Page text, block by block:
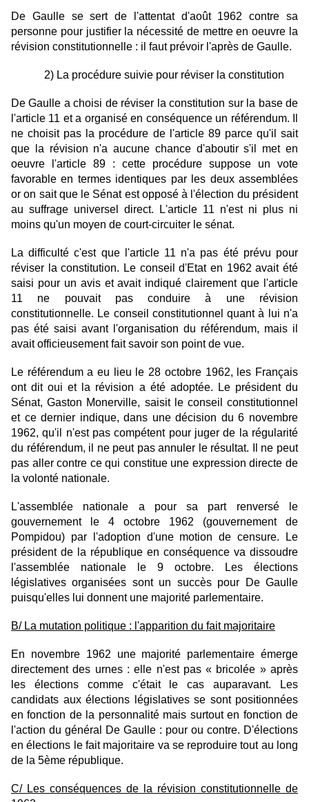
De Gaulle se sert de l'attentat d'août 1962 contre sa
personne pour justifier la nécessité de mettre en oeuvre la
révision constitutionnelle : il faut prévoir l'après de Gaulle.
2) La procédure suivie pour réviser la constitution
De Gaulle a choisi de réviser la constitution sur la base de
l'article 11 et a organisé en conséquence un référendum. Il
ne choisit pas la procédure de l'article 89 parce qu'il sait
que la révision n'a aucune chance d'aboutir s'il met en
oeuvre l'article 89 : cette procédure suppose un vote
favorable en termes identiques par les deux assemblées
or on sait que le Sénat est opposé à l'élection du président
au suffrage universel direct. L'article 11 n'est ni plus ni
moins qu'un moyen de court-circuiter le sénat.
La difficulté c'est que l'article 11 n'a pas été prévu pour
réviser la constitution. Le conseil d'Etat en 1962 avait été
saisi pour un avis et avait indiqué clairement que l'article
11 ne pouvait pas conduire à une révision
constitutionnelle. Le conseil constitutionnel quant à lui n'a
pas été saisi avant l'organisation du référendum, mais il
avait officieusement fait savoir son point de vue.
Le référendum a eu lieu le 28 octobre 1962, les Français
ont dit oui et la révision a été adoptée. Le président du
Sénat, Gaston Monerville, saisit le conseil constitutionnel
et ce dernier indique, dans une décision du 6 novembre
1962, qu'il n'est pas compétent pour juger de la régularité
du référendum, il ne peut pas annuler le résultat. Il ne peut
pas aller contre ce qui constitue une expression directe de
la volonté nationale.
L'assemblée nationale a pour sa part renversé le
gouvernement le 4 octobre 1962 (gouvernement de
Pompidou) par l'adoption d'une motion de censure. Le
président de la république en conséquence va dissoudre
l'assemblée nationale le 9 octobre. Les élections
législatives organisées sont un succès pour De Gaulle
puisqu'elles lui donnent une majorité parlementaire.
B/ La mutation politique : l'apparition du fait majoritaire
En novembre 1962 une majorité parlementaire émerge
directement des urnes : elle n'est pas « bricolée » après
les élections comme c'était le cas auparavant. Les
candidats aux élections législatives se sont positionnées
en fonction de la personnalité mais surtout en fonction de
l'action du général De Gaulle : pour ou contre. D'élections
en élections le fait majoritaire va se reproduire tout au long
de la 5ème république.
C/ Les conséquences de la révision constitutionnelle de